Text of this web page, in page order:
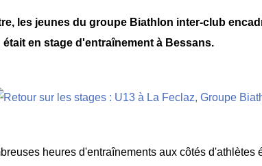
les jeunes du groupe Biathlon inter-club
était en stage d'entraînement à Bessans.
heures d'entraînements aux côtés d'athlètes